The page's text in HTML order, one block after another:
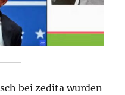
bei zedita wurden